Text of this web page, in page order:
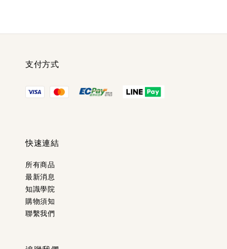
支付方式
快速連結
所有商品
最新消息
知識學院
購物須知
聯繫我們